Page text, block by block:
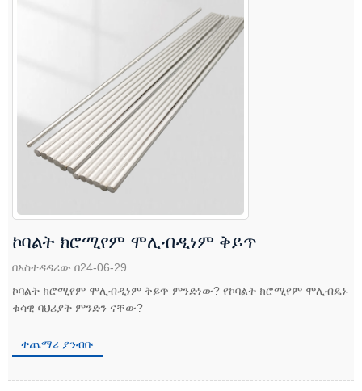
ኮባልት ክሮሚየም ሞሊብዲነም ቅይጥ
በአስተዳዳሪው በ24-06-29
ኮባልት ክሮሚየም ሞሊብዲነም ቅይጥ ምንድነው? የኮባልት ክሮሚየም ሞሊብዴኑ
ቁሳዊ ባህሪያት ምንድን ናቸው?
ተጨማሪ ያንብቡ